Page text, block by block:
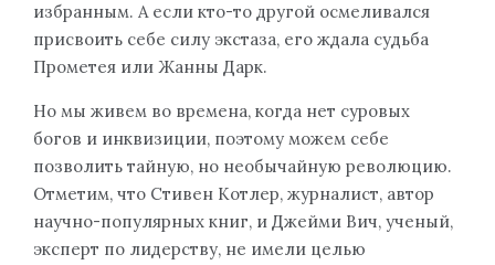
избранным. А если кто-то другой осмеливался
присвоить себе силу экстаза, его ждала судьба
Прометея или Жанны Дарк.
Но мы живем во времена, когда нет суровых
богов и инквизиции, поэтому можем себе
позволить тайную, но необычайную революцию.
Отметим, что Стивен Котлер, журналист, автор
научно-популярных книг, и Джейми Вич, ученый,
эксперт по лидерству, не имели целью